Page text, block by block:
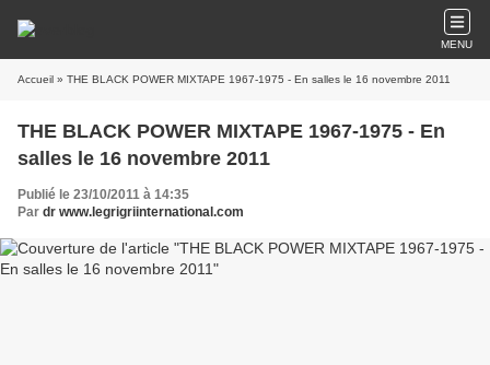
MENU
Accueil » THE BLACK POWER MIXTAPE 1967-1975 - En salles le 16 novembre 2011
THE BLACK POWER MIXTAPE 1967-1975 - En
salles le 16 novembre 2011
Publié le 23/10/2011 à 14:35
Par dr www.legrigriinternational.com